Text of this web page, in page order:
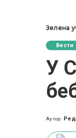
Зелена
Вести
У
Posted
Аутор: